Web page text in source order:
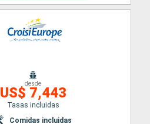
desde
US$ 7,443
Tasas incluidas
Comidas incluidas